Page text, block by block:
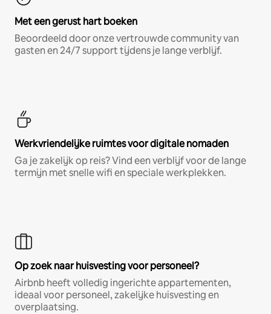
Met een gerust hart boeken
Beoordeeld door onze vertrouwde community van
gasten en 24/7 support tijdens je lange verblijf.
Werkvriendelijke ruimtes voor digitale nomaden
Ga je zakelijk op reis? Vind een verblijf voor de lange
termijn met snelle wifi en speciale werkplekken.
Op zoek naar huisvesting voor personeel?
Airbnb heeft volledig ingerichte appartementen,
ideaal voor personeel, zakelijke huisvesting en
overplaatsing.